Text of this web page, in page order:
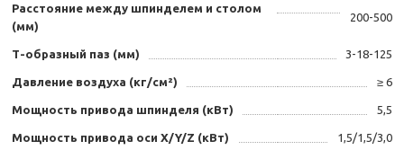
Расстояние между шпинделем и столом
(мм)
200-500
Т-образный паз (мм) 3-18-125
Давление воздуха (кг/см²) ≥ 6
Мощность привода шпинделя (кВт) 5,5
Мощность привода оси X/Y/Z (кВт) 1,5/1,5/3,0